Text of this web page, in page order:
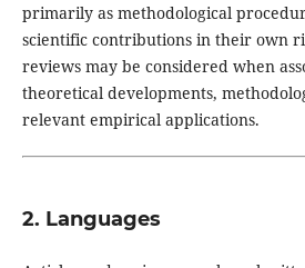
primarily as methodological
scientific contributions in their own
reviews may be considered when
theoretical developments,
relevant empirical applications.
2. Languages